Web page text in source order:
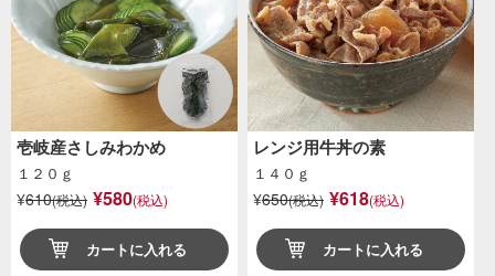
壱岐産さしみわかめ
１２０ｇ
¥610(税込) ¥580(税込)
カートに入れる
レンジ用牛丼の素
１４０ｇ
¥650(税込) ¥618(税込)
カートに入れる